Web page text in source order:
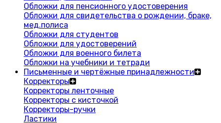
Обложки для пенсионного удостоверения
Обложки для свидетельства о рождении, браке,
мед.полиса
Обложки для студентов
Обложки для удостоверений
Обложки для военного билета
Обложки на учебники и тетради
Письменные и чертёжные принадлежности
Корректоры
Корректоры ленточные
Корректоры с кисточкой
Корректоры-ручки
Ластики